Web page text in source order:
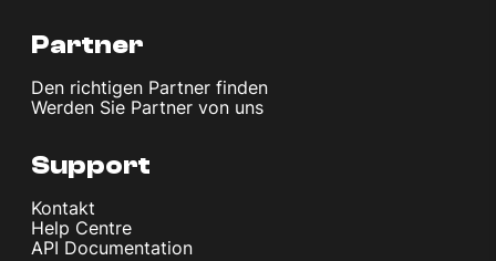
Partner
Den richtigen Partner finden
Werden Sie Partner von uns
Support
Kontakt
Help Centre
API Documentation